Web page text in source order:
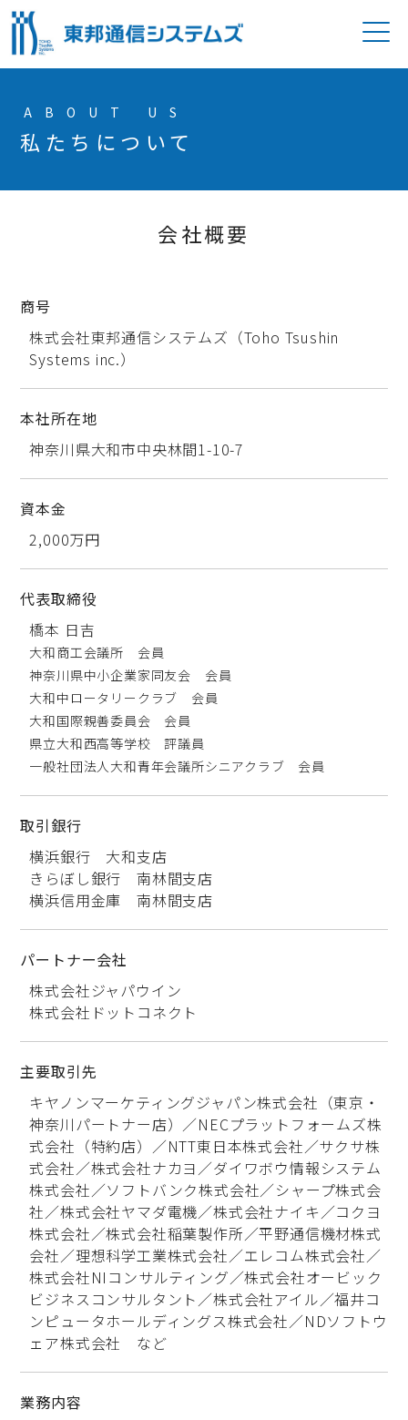
ABOUT US
私たちについて
会社概要
商号
株式会社東邦通信システムズ（Toho Tsushin
Systems inc.）
本社所在地
神奈川県大和市中央林間1-10-7
資本金
2,000万円
代表取締役
橋本 日吉
大和商工会議所 会員
神奈川県中小企業家同友会 会員
大和中ロータリークラブ 会員
大和国際親善委員会 会員
県立大和西高等学校 評議員
一般社団法人大和青年会議所シニアクラブ 会員
取引銀行
横浜銀行 大和支店
きらぼし銀行 南林間支店
横浜信用金庫 南林間支店
パートナー会社
株式会社ジャパウイン
株式会社ドットコネクト
主要取引先
キヤノンマーケティングジャパン株式会社（東京・
神奈川パートナー店）／NECプラットフォームズ株
式会社（特約店）／NTT東日本株式会社／サクサ株
式会社／株式会社ナカヨ／ダイワボウ情報システム
株式会社／ソフトバンク株式会社／シャープ株式会
社／株式会社ヤマダ電機／株式会社ナイキ／コクヨ
株式会社／株式会社稲葉製作所／平野通信機材株式
会社／理想科学工業株式会社／エレコム株式会社／
株式会社NIコンサルティング／株式会社オービック
ビジネスコンサルタント／株式会社アイル／福井コ
ンピュータホールディングス株式会社／NDソフトウ
ェア株式会社 など
業務内容